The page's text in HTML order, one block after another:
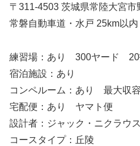
〒311-4503 茨城県常陸大宮市
常磐自動車道・水戸 25km以内
練習場：あり 300ヤード 20
宿泊施設：あり
コンペルーム：あり 最大収
宅配便：あり ヤマト便
設計者：ジャック・ニクラウス
コースタイプ：丘陵